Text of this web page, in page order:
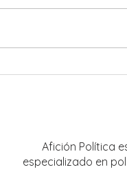
Afición Política
especializado en